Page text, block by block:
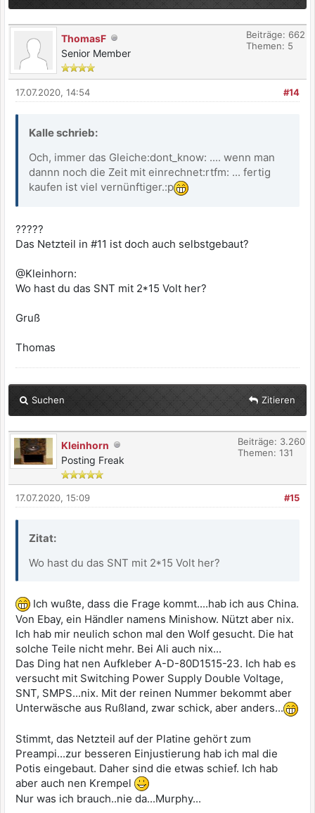
ThomasF
Senior Member
Beiträge: 662
Themen: 5
#14
17.07.2020, 14:54
Kalle schrieb:
Och, immer das Gleiche:dont_know: .... wenn man
dannn noch die Zeit mit einrechnet:rtfm: ... fertig
kaufen ist viel vernünftiger.:p
?????
Das Netzteil in #11 ist doch auch selbstgebaut?
@Kleinhorn:
Wo hast du das SNT mit 2*15 Volt her?
Gruß
Thomas
Suchen Zitieren
Kleinhorn
Posting Freak
Beiträge: 3.260
Themen: 131
#15
17.07.2020, 15:09
Zitat:
Wo hast du das SNT mit 2*15 Volt her?
Ich wußte, dass die Frage kommt....hab ich aus China.
Von Ebay, ein Händler namens Minishow. Nützt aber nix.
Ich hab mir neulich schon mal den Wolf gesucht. Die hat
solche Teile nicht mehr. Bei Ali auch nix...
Das Ding hat nen Aufkleber A-D-80D1515-23. Ich hab es
versucht mit Switching Power Supply Double Voltage,
SNT, SMPS...nix. Mit der reinen Nummer bekommt aber
Unterwäsche aus Rußland, zwar schick, aber anders...
Stimmt, das Netzteil auf der Platine gehört zum
Preampi...zur besseren Einjustierung hab ich mal die
Potis eingebaut. Daher sind die etwas schief. Ich hab
aber auch nen Krempel
Nur was ich brauch..nie da...Murphy...